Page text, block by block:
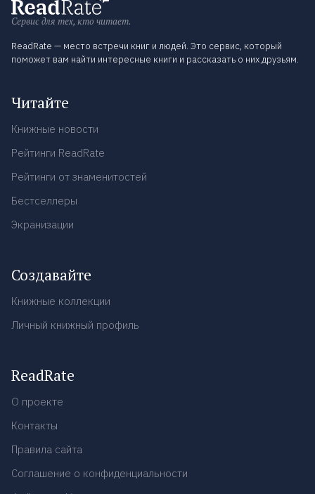
Сервис для тех, кто читает.
ReadRate — место встречи книг и людей. Это сервис, который
поможет вам найти интересные книги и рассказать о них друзьям.
Читайте
Книжные новости
Рейтинги ReadRate
Рейтинги от знаменитостей
Бестселлеры
Экранизации
Создавайте
Книжные коллекции
Личный книжный профиль
ReadRate
О проекте
Контакты
Правила сайта
Соглашение о конфиденциальности